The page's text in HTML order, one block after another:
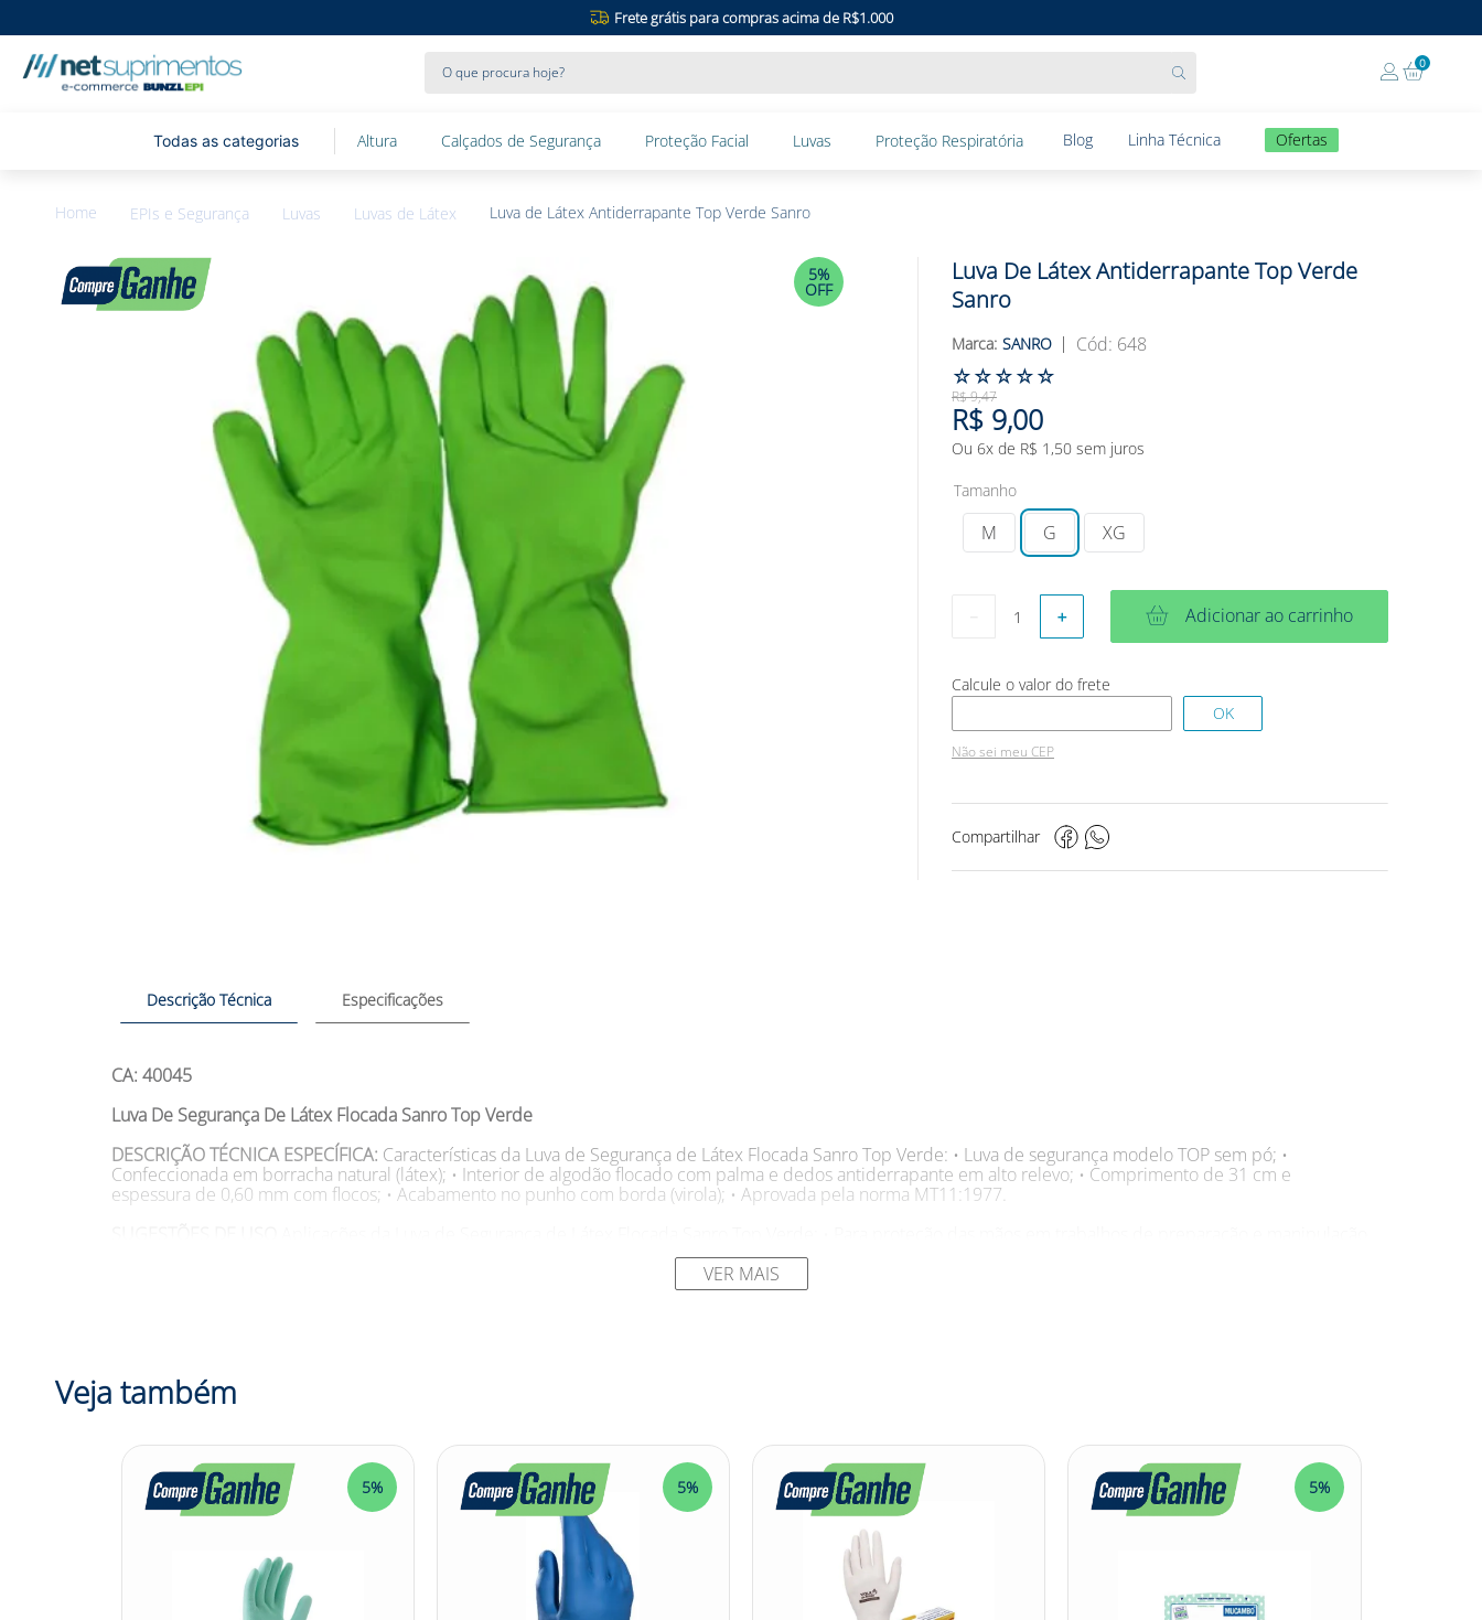
Frete grátis para compras acima de R$1.000
0
Altura Calçados de Segurança Proteção Facial Luvas Proteção Respiratória Blog Linha Técnica Ofertas
EPIs e Segurança Luvas Luvas de Látex Luva de Látex Antiderrapante Top Verde Sanro
5%
OFF
Luva De Látex Antiderrapante Top Verde
Sanro
SANRO : 648
☆☆☆☆☆
R$9,47
R$ 9,00
Ou 6x de R$ 1 ,50 sem juros
Tamanho
M G XG
＋ Adicionar ao carrinho
Não sei meu CEP
Compartilhar
Descrição Técnica Especificações
CA: 40045
Luva De Segurança De Látex Flocada Sanro Top Verde
DESCRIÇÃO TÉCNICA ESPECÍFICA: Características da Luva de Segurança de Látex Flocada Sanro Top Verde: • Luva de segurança modelo TOP sem pó; •
Confeccionada em borracha natural (látex); • Interior de algodão flocado com palma e dedos antiderrapante em alto relevo; • Comprimento de 31 cm e
espessura de 0,60 mm com flocos; • Acabamento no punho com borda (virola); • Aprovada pela norma MT11:1977.
de alimentos, conservação, manutenção e limpeza em geral; • Indicada para tarefas pesadas porque têm maior durabilidade e mais resistência; • O forro com
flocos de algodão proporciona grande conforto e ótima maleabilidade. São antiderrapantes, têm um ótimo calçamento e dispensam o uso de talco.
protegidas contra riscos mecânicos e agentes químicos de limpeza! Na hora do trabalho pesado a proteção precisa ser de qualidade, por isso a Luva de
Segurança de Látex Flocada Sanro Top Verde é confeccionada em látex natural, interior flocado e palma antiderrapante, o que melhorara a aderência na
Confira outras categorias de Luva de Segurança! #luvadesegurança #luvadesegurançadelátex #látex #luvadelátex #LuvaSanro #Sanro #EPI
VER MAIS
Veja também
5% 5% 5%